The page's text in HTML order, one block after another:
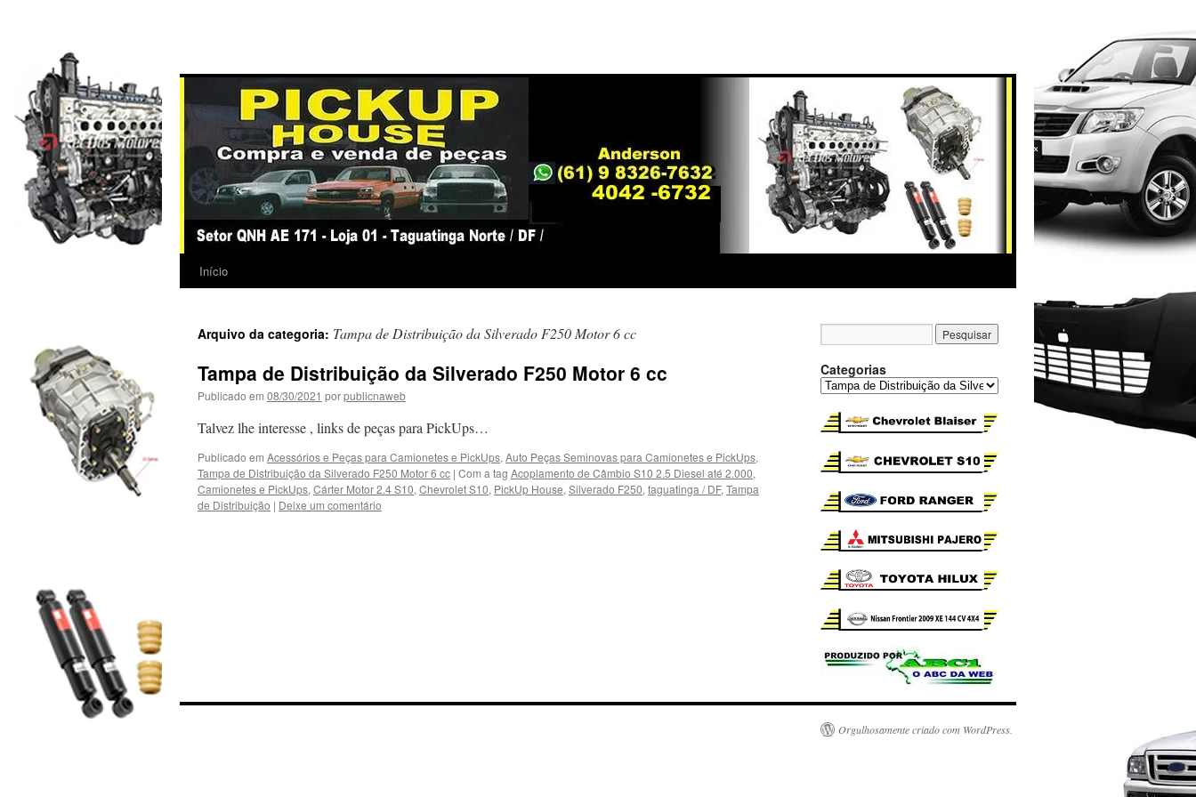
Início
Arquivo da categoria: Tampa de Distribuição da Silverado F250 Motor 6 cc
Tampa de Distribuição da Silverado F250 Motor 6 cc
Publicado em 08/30/2021 porpublicnaweb
Talvez lhe interesse , links de peças para PickUps…
Publicado em Acessórios e Peças para Camionetes e PickUps, Auto Peças Seminovas para Camionetes e PickUps,
Tampa de Distribuição da Silverado F250 Motor 6 cc | Com a tag Acoplamento de Câmbio S10 2.5 Diesel até 2.000,
Camionetes e PickUps, Cárter Motor 2.4 S10, Chevrolet S10, PickUp House, Silverado F250, taguatinga / DF, Tampa
de Distribuição | Deixe um comentário
Categorias
Orgulhosamente criado com WordPress.